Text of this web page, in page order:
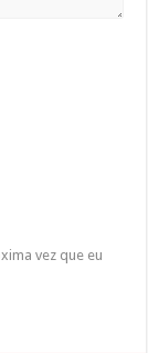
vez que eu